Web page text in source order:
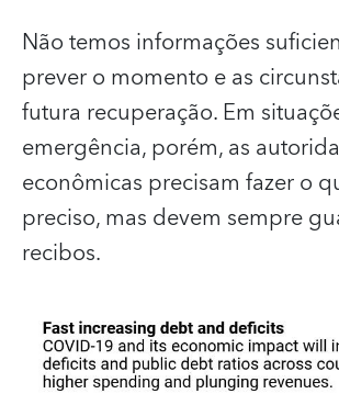
Não temos informações
prever o momento e as
futura recuperação. Em
emergência, porém, as
econômicas precisam fazer o
preciso, mas devem sempre
recibos.